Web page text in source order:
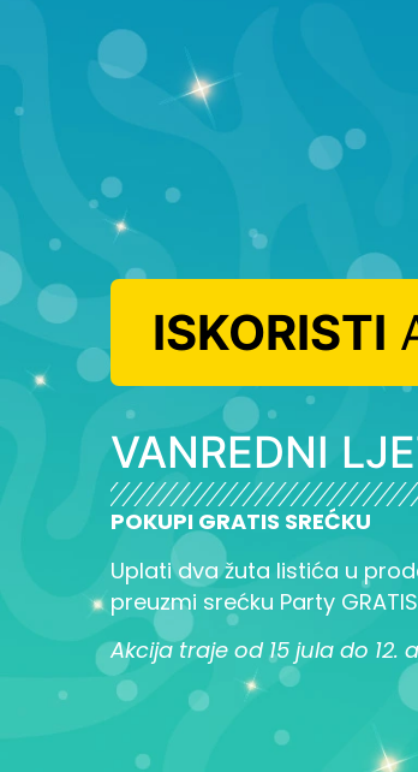
ISKORISTI
VANREDNI
POKUPI GRATIS SREĆKU
Uplati dva žuta listića u
preuzmi srećku Party
Akcija traje od 15 jula do 12.